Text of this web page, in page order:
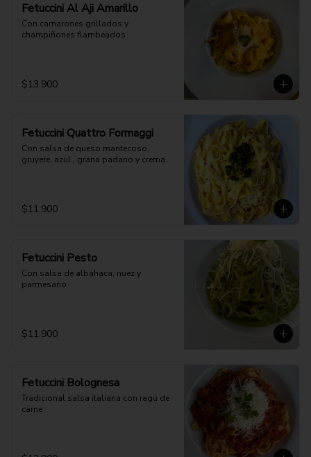
Fetuccini Al Aji Amarillo
Con camarones grillados y
champiñones flambeados
$13.900
Fetuccini Quattro Formaggi
Con salsa de queso mantecoso,
gruyere, azul , grana padano y crema.
$11.900
Fetuccini Pesto
Con salsa de albahaca, nuez y
parmesano
$11.900
Fetuccini Bolognesa
Tradicional salsa italiana con ragú de
carne